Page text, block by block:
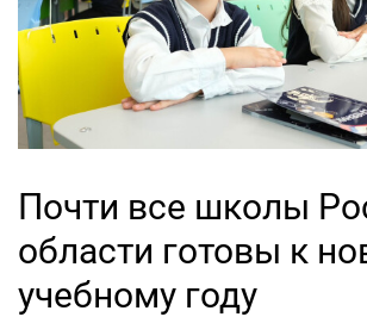
Почти все школы
области готовы к
учебному году